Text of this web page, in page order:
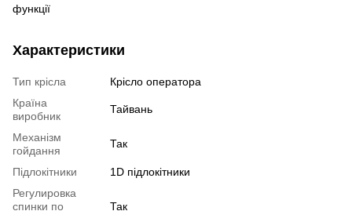
функції
Характеристики
Тип крісла
Крісло оператора
Країна
виробник
Тайвань
Механізм
гойдання
Так
Підлокітники
1D підлокітники
Регулировка
спинки по
Так